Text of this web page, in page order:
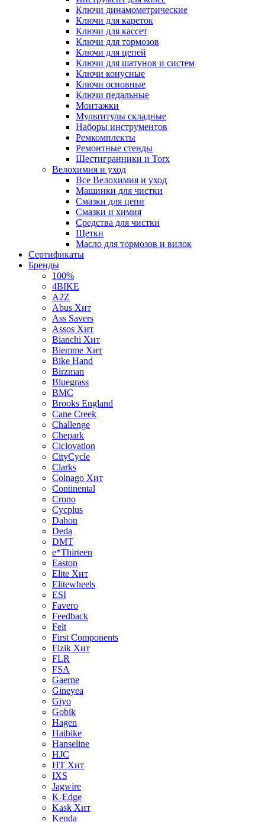
Ключи динамометрические
Ключи для кареток
Ключи для кассет
Ключи для тормозов
Ключи для цепей
Ключи для шатунов и систем
Ключи конусные
Ключи основные
Ключи педальные
Монтажки
Мультитулы складные
Наборы инструментов
Ремкомплекты
Ремонтные стенды
Шестигранники и Torx
Велохимия и уход
Все Велохимия и уход
Машинки для чистки
Смазки для цепи
Смазки и химия
Средства для чистки
Щетки
Масло для тормозов и вилок
Сертификаты
Бренды
100%
4BIKE
A2Z
Abus Хит
Ass Savers
Assos Хит
Bianchi Хит
Biemme Хит
Bike Hand
Birzman
Bluegrass
BMC
Brooks England
Cane Creek
Challenge
Chepark
Ciclovation
CityCycle
Clarks
Colnago Хит
Continental
Crono
Cycplus
Dahon
Deda
DMT
e*Thirteen
Easton
Elite Хит
Elitewheels
ESI
Favero
Feedback
Felt
First Components
Fizik Хит
FLR
FSA
Gaerne
Gineyea
Giyo
Gobik
Hagen
Haibike
Hanseline
HJC
HT Хит
IXS
Jagwire
K-Edge
Kask Хит
Kenda